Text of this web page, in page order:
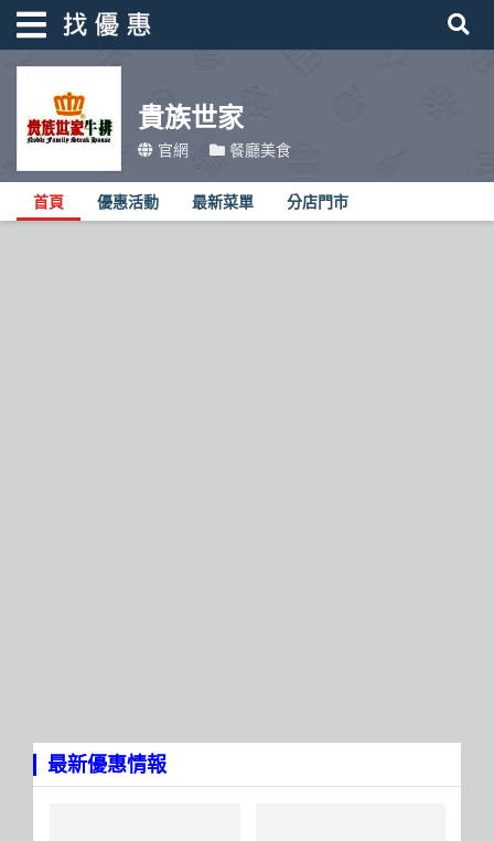
貴族世家
官網 餐廳美食
首頁 優惠活動 最新菜單 分店門市
最新優惠情報
找優惠
優惠活動